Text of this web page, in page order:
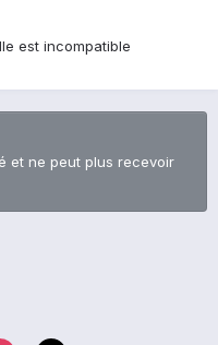
est incompatible
et ne peut plus recevoir